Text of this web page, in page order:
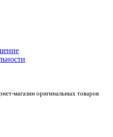
магазин оригинальных товаров